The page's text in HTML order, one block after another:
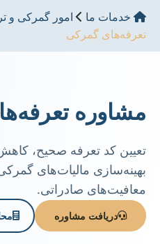
خدمات ما امور گمرکی و
تعرفه‌های گمرکی
مشاوره
تعیین کد تعرفه صحیح،
بهینه‌سازی مالیات‌های
معافیت‌های صادراتی.
دریافت مشاوره